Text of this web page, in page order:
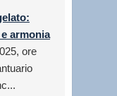
armonia
ore